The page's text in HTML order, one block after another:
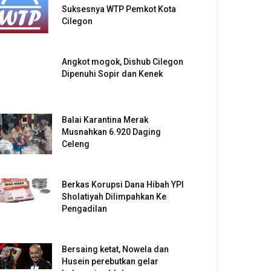
Suksesnya WTP Pemkot Kota
Cilegon
Angkot mogok, Dishub Cilegon
Dipenuhi Sopir dan Kenek
Balai Karantina Merak
Musnahkan 6.920 Daging
Celeng
Berkas Korupsi Dana Hibah YPI
Sholatiyah Dilimpahkan Ke
Pengadilan
Bersaing ketat, Nowela dan
Husein perebutkan gelar